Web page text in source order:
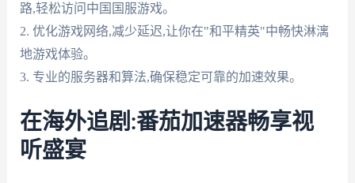
路,轻松访问中国国服游戏。
2. 优化游戏网络,减少延迟,让你在"和平精英"中畅快淋漓
地游戏体验。
3. 专业的服务器和算法,确保稳定可靠的加速效果。
在海外追剧:番茄加速器畅享视
听盛宴